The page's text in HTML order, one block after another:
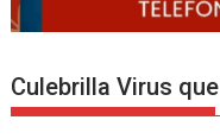
Culebrilla Virus